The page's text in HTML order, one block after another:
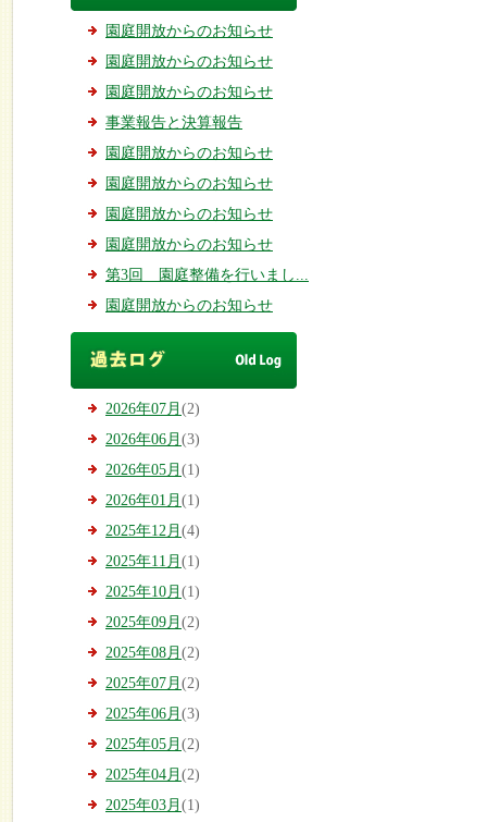
園庭開放からのお知らせ
園庭開放からのお知らせ
園庭開放からのお知らせ
事業報告と決算報告
園庭開放からのお知らせ
園庭開放からのお知らせ
園庭開放からのお知らせ
園庭開放からのお知らせ
第3回 園庭整備を行いまし...
園庭開放からのお知らせ
2026年07月 (2)
2026年06月 (3)
2026年05月 (1)
2026年01月 (1)
2025年12月 (4)
2025年11月 (1)
2025年10月 (1)
2025年09月 (2)
2025年08月 (2)
2025年07月 (2)
2025年06月 (3)
2025年05月 (2)
2025年04月 (2)
2025年03月 (1)